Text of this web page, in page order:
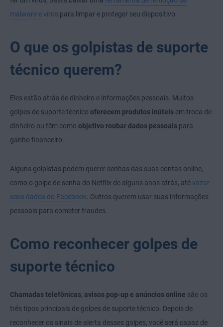
malware e vírus para limpar e proteger seu dispositivo.
O que os golpistas de suporte
técnico querem?
Eles estão atrás de dinheiro e informações pessoais. Muitos
golpes de suporte técnico oferecem produtos inúteis em troca de
dinheiro ou têm como objetivo roubar dados pessoais para
ganho financeiro.
Alguns golpistas podem querer senhas das suas contas online,
como o golpe de senha do Netflix de alguns anos atrás, atévazar
seus dados do Facebook . Outros querem usar suas informações
pessoais para cometer fraudes.
Como reconhecer golpes de
suporte técnico
Chamadas telefônicas, avisos pop-up e anúncios online são os
três tipos principais de golpes de suporte técnico. Depois de
reconhecer os sinais de alerta desses golpes, você será capaz de